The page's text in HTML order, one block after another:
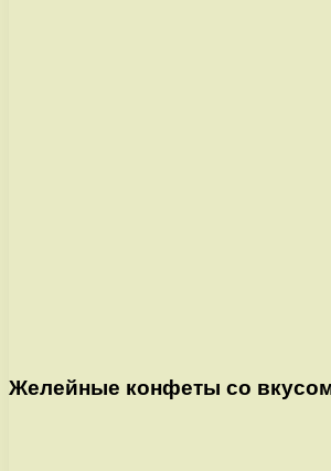
Желейные конфеты со